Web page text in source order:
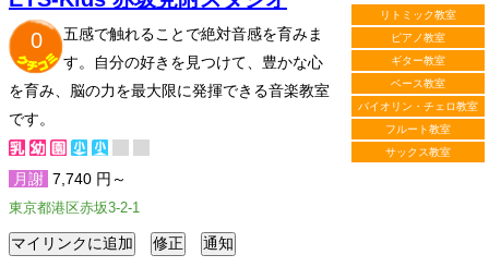
リトミック教室
ピアノ教室
ギター教室
ベース教室
バイオリン・チェロ教室
フルート教室
サックス教室
0
五感で触れることで絶対音感を育みま
す。自分の好きを見つけて、豊かな心
を育み、脳の力を最大限に発揮できる音楽教室
です。
月謝 7,740 円～
東京都港区赤坂3-2-1